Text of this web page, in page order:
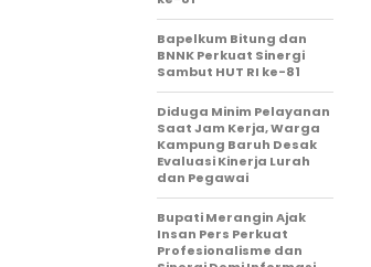
Bapelkum Bitung dan
BNNK Perkuat Sinergi
Sambut HUT RI ke-81
Diduga Minim Pelayanan
Saat Jam Kerja, Warga
Kampung Baruh Desak
Evaluasi Kinerja Lurah
dan Pegawai
Bupati Merangin Ajak
Insan Pers Perkuat
Profesionalisme dan